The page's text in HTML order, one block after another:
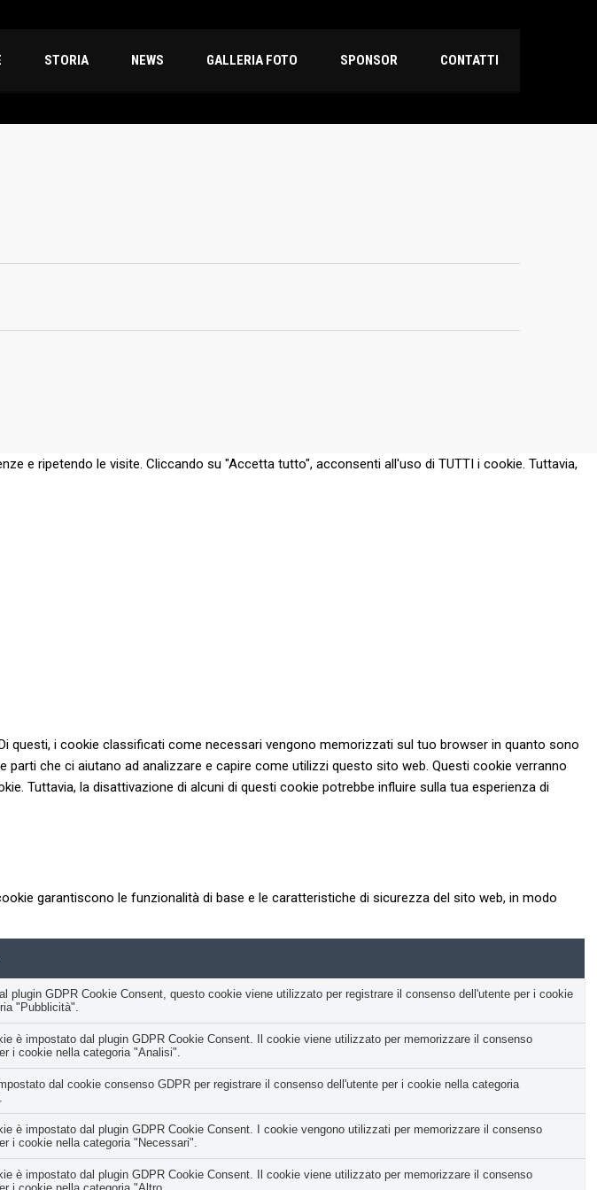
STORIA NEWS GALLERIA FOTO SPONSOR CONTATTI
e ripetendo le visite. Cliccando su "Accetta tutto", acconsenti all'uso di TUTTI i cookie. Tuttavia,
questi, i cookie classificati come necessari vengono memorizzati sul tuo browser in quanto sono
che ci aiutano ad analizzare e capire come utilizzi questo sito web. Questi cookie verranno
Tuttavia, la disattivazione di alcuni di questi cookie potrebbe influire sulla tua esperienza di
garantiscono le funzionalità di base e le caratteristiche di sicurezza del sito web, in modo
plugin GDPR Cookie Consent, questo cookie viene utilizzato per registrare il consenso dell'utente per i cookie
"Pubblicità".
è impostato dal plugin GDPR Cookie Consent. Il cookie viene utilizzato per memorizzare il consenso
i cookie nella categoria "Analisi".
dal cookie consenso GDPR per registrare il consenso dell'utente per i cookie nella categoria
è impostato dal plugin GDPR Cookie Consent. I cookie vengono utilizzati per memorizzare il consenso
i cookie nella categoria "Necessari".
è impostato dal plugin GDPR Cookie Consent. Il cookie viene utilizzato per memorizzare il consenso